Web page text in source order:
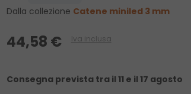
Dalla collezione Catene miniled 3 mm
44,58 € Iva inclusa
Consegna prevista tra il 11 e il 17 agosto